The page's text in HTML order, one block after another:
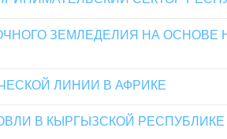
ЗЕМЛЕДЕЛИЯ НА
ЛИНИИ В АФРИКЕ
В КЫРГЫЗСКОЙ РЕСПУБЛИКЕ